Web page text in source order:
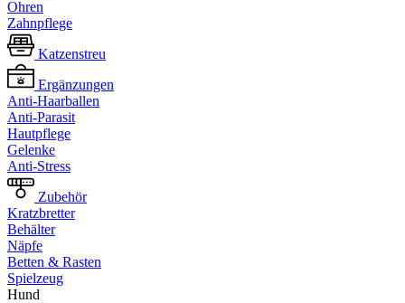
Ohren
Zahnpflege
Katzenstreu
Ergänzungen
Anti-Haarballen
Anti-Parasit
Hautpflege
Gelenke
Anti-Stress
Zubehör
Kratzbretter
Behälter
Näpfe
Betten & Rasten
Spielzeug
Hund